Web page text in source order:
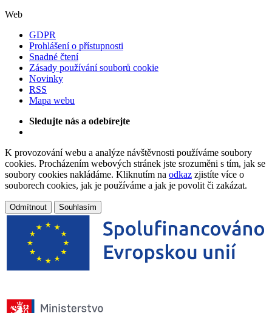
Web
GDPR
Prohlášení o přístupnosti
Snadné čtení
Zásady používání souborů cookie
Novinky
RSS
Mapa webu
Sledujte nás a odebírejte
K provozování webu a analýze návštěvnosti používáme soubory
cookies. Procházením webových stránek jste srozuměni s tím, jak se
soubory cookies nakládáme. Kliknutím na odkaz zjistíte více o
souborech cookies, jak je používáme a jak je povolit či zakázat.
Odmítnout Souhlasím